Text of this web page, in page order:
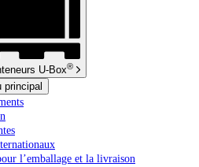
U-Box®
principal
l’emballage et la livraison